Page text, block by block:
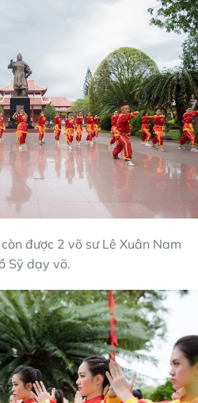
được 2 võ sư Lê Xuân Nam
Sỹ dạy võ.